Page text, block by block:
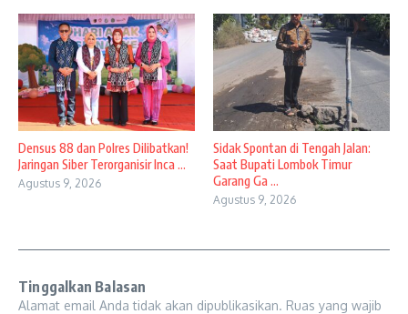
Densus 88 dan Polres Dilibatkan!
Jaringan Siber Terorganisir Inca ...
Agustus 9, 2026
Sidak Spontan di Tengah Jalan:
Saat Bupati Lombok Timur
Garang Ga ...
Agustus 9, 2026
Tinggalkan Balasan
Alamat email Anda tidak akan dipublikasikan. Ruas yang wajib